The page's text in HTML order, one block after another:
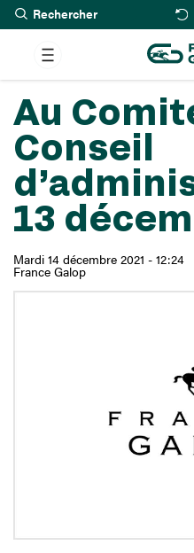
Rechercher
Au
Conseil
13
Mardi 14 décembre 2021 - 12:24
France Galop